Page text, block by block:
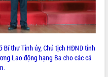
Bí thư Tỉnh ủy, Chủ tịch HĐND tỉnh
Lao động hạng Ba cho các cá